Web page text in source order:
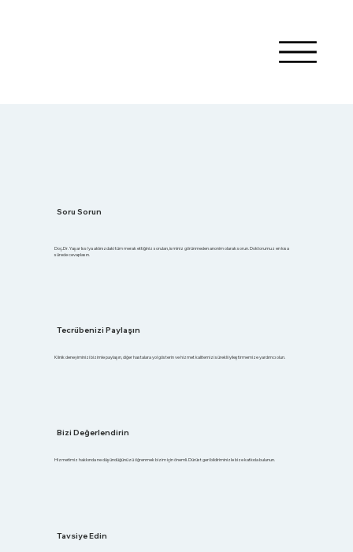
Soru Sorun
Doç.Dr. Yaşar Issı'ya aklınızdaki tüm merak ettiğiniz soruları, isminiz görünmeden anonim olarak sorun. Doktorumuz en kısa
sürede cevaplasın.
Tecrübenizi Paylaşın
Klinik deneyiminizi bizimle paylaşın, diğer hastalara yol gösterin ve hizmet kalitemizi sürekli iyileştirmemize yardımcı olun.
Bizi Değerlendirin
Hizmetimiz hakkında ne düşündüğünüzü öğrenmek bizim için önemli. Dürüst geri bildiriminizle bize katkıda bulunun.
Tavsiye Edin